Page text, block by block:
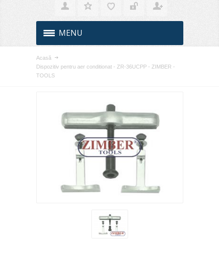
MENU
Acasă
Dispozitiv pentru aer conditionat - ZR-36UCPP - ZIMBER -
TOOLS